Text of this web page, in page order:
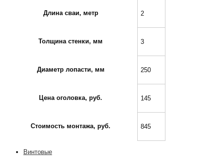
Длина сваи, метр 2
Толщина стенки, мм 3
Диаметр лопасти, мм 250
Цена оголовка, руб. 145
Стоимость монтажа, руб. 845
Винтовые